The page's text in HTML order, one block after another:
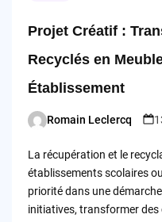
Projet Créatif :
Recyclés en
Établissement
Posted
Romain Leclercq
La récupération et le
établissements scolaires
priorité dans une
initiatives, transformer